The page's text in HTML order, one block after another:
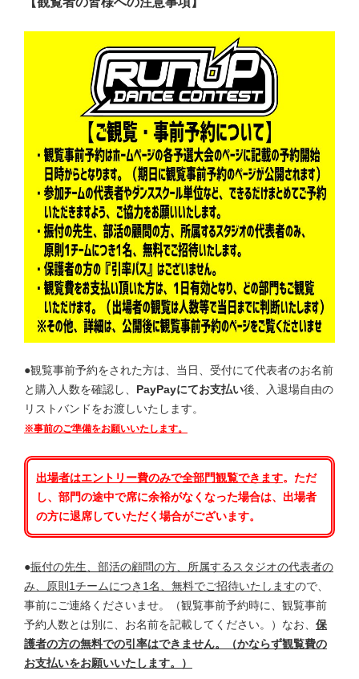
●観覧事前予約をされた方は、当日、受付にて代表者のお名前
と購入人数を確認し、 PayPayにてお支払い後、入退場自由の
リストバンドをお渡しいたします。
※事前のご準備をお願いいたします。
出場者はエントリー費のみで全部門観覧できます。ただ
し、部門の途中で席に余裕がなくなった場合は、出場者
の方に退席していただく場合がございます。
●振付の先生、部活の顧問の方、所属するスタジオの代表者の
み、原則1チームにつき1名、無料でご招待いたしますので、
事前にご連絡くださいませ。（観覧事前予約時に、観覧事前
予約人数とは別に、お名前を記載してください。）なお、 保
護者の方の無料での引率はできません。（かならず観覧費の
お支払いをお願いいたします。）